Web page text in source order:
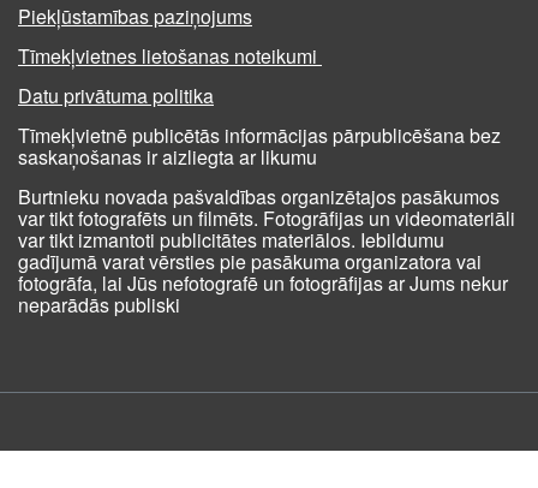
Piekļūstamības paziņojums
Tīmekļvietnes lietošanas noteikumi
Datu privātuma politika
Tīmekļvietnē publicētās informācijas pārpublicēšana bez
saskaņošanas ir aizliegta ar likumu
Burtnieku novada pašvaldības organizētajos pasākumos
var tikt fotografēts un filmēts. Fotogrāfijas un videomateriāli
var tikt izmantoti publicitātes materiālos. Iebildumu
gadījumā varat vērsties pie pasākuma organizatora vai
fotogrāfa, lai Jūs nefotografē un fotogrāfijas ar Jums nekur
neparādās publiski